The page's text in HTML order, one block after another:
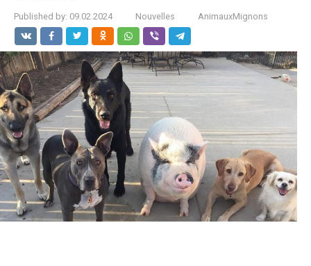
Published by: 09.02.2024 Nouvelles AnimauxMignons